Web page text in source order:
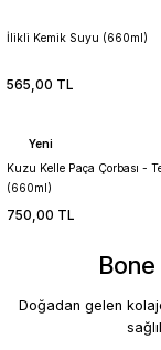
Doğadan gelen
İlikli Kemik Suyu (660ml)
565,00 TL
Yeni
Kuzu Kelle Paça Çorbası -
(660ml)
750,00 TL